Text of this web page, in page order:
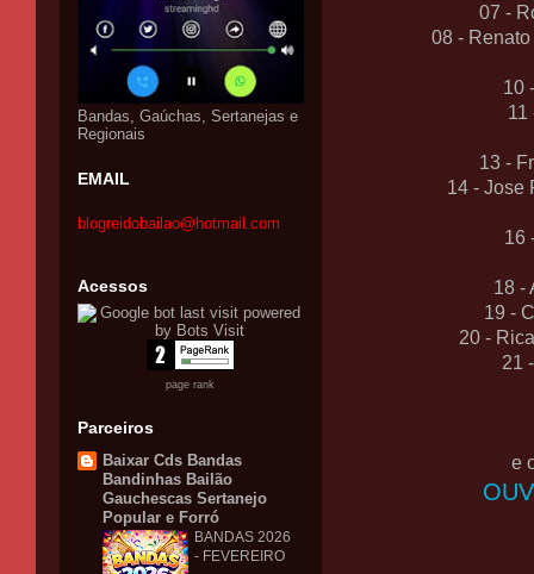
07 -
08 -
10
11
13 -
14 - Jose
16
18 -
19 -
20 -
21
e
Bandas, Gaúchas, Sertanejas e
Regionais
EMAIL
blogreidobailao@hotmail.com
Acessos
page rank
Parceiros
Baixar Cds Bandas
Bandinhas Bailão
Gauchescas Sertanejo
Popular e Forró
BANDAS 2026
- FEVEREIRO